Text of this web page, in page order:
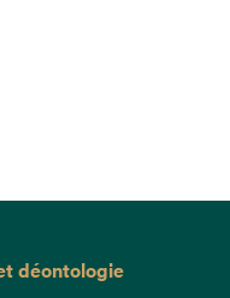
déontologie